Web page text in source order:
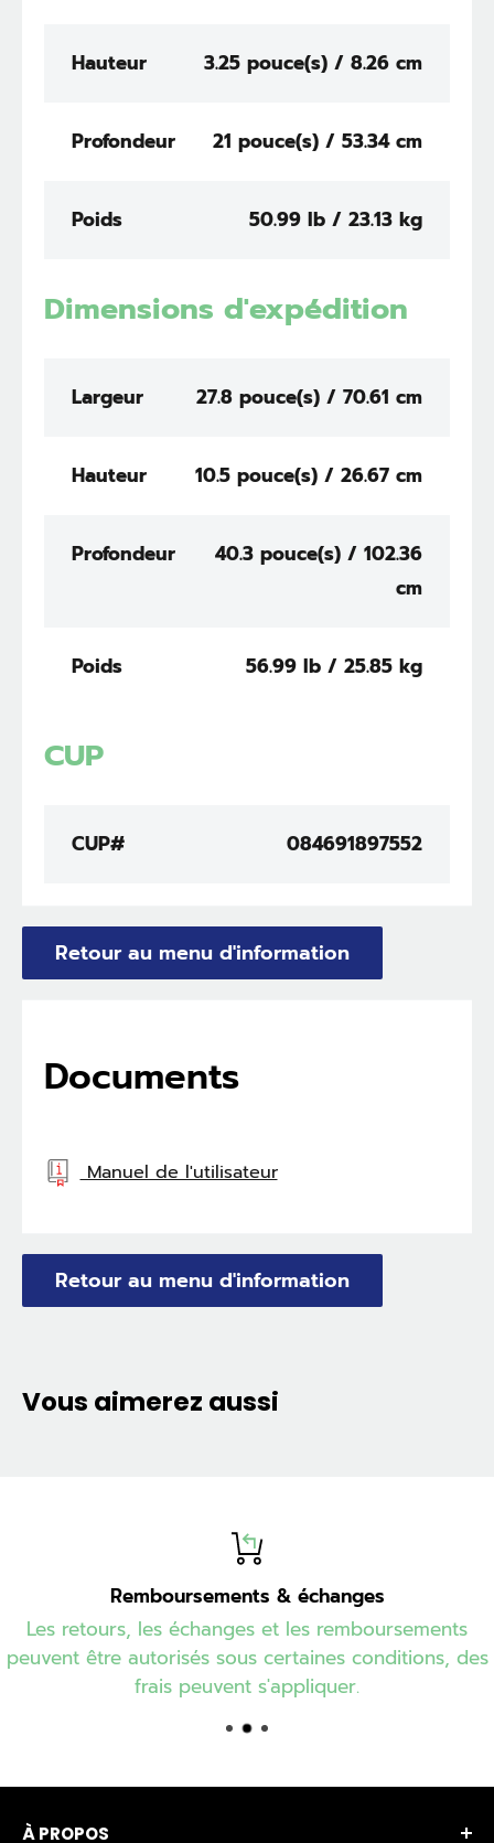
Hauteur 3.25 pouce(s) / 8.26 cm
Profondeur 21 pouce(s) / 53.34 cm
Poids 50.99 lb / 23.13 kg
Dimensions d'expédition
Largeur 27.8 pouce(s) / 70.61 cm
Hauteur 10.5 pouce(s) / 26.67 cm
Profondeur
40.3 pouce(s) / 102.36
cm
Poids 56.99 lb / 25.85 kg
CUP
CUP# 084691897552
Retour au menu d'information
Documents
Manuel de l'utilisateur
Retour au menu d'information
Vous aimerez aussi
Remboursements & échanges
Les retours, les échanges et les remboursements
peuvent être autorisés sous certaines conditions, des
frais peuvent s'appliquer.
À PROPOS